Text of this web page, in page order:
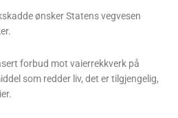
ønsker Statens vegvesen
forbud mot vaierrekkverk på
som redder liv, det er tilgjengelig,